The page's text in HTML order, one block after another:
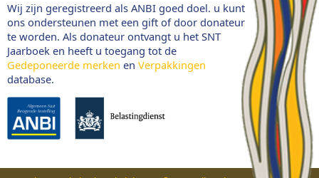
Wij zijn geregistreerd als ANBI goed doel. u kunt
ons ondersteunen met een gift of door donateur
te worden. Als donateur ontvangt u het SNT
Jaarboek en heeft u toegang tot de
Gedeponeerde merken en Verpakkingen
database.